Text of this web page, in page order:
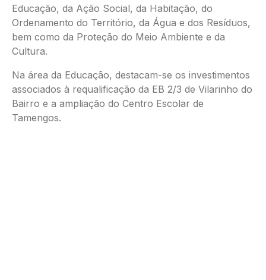
Educação, da Ação Social, da Habitação, do
Ordenamento do Território, da Água e dos Resíduos,
bem como da Proteção do Meio Ambiente e da
Cultura.
Na área da Educação, destacam-se os investimentos
associados à requalificação da EB 2/3 de Vilarinho do
Bairro e a ampliação do Centro Escolar de
Tamengos.